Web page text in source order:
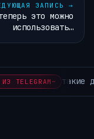
ЗАПИСЬ →
это можно
использовать…
такие